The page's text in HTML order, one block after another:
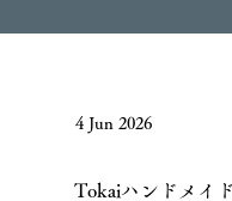
4 Jun 2026
Tokaiハンドメイ